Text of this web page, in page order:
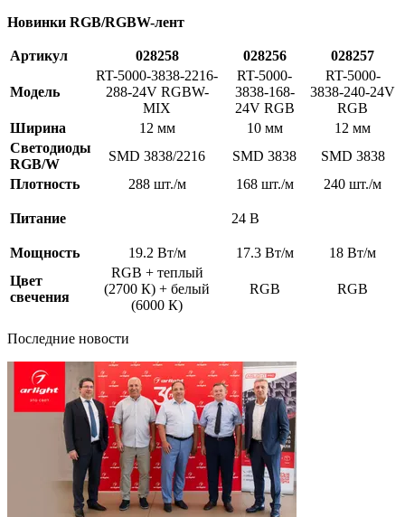
Новинки RGB/RGBW-лент
Артикул 028258 028256 028257
Модель
RT-5000-3838-2216-
288-24V RGBW-
MIX
RT-5000-
3838-168-
24V RGB
RT-5000-
3838-240-24V
RGB
Ширина
12 мм 10 мм
12 мм
Светодиоды
RGB/W
SMD 3838/2216 SMD 3838
SMD 3838
Плотность
288 шт./м 168 шт./м 240 шт./м
Питание 24 В
Мощность 19.2 Вт/м 17.3 Вт/м
18 Вт/м
Цвет
свечения
RGB + теплый
(2700 К) + белый
(6000 К)
RGB RGB
Последние новости